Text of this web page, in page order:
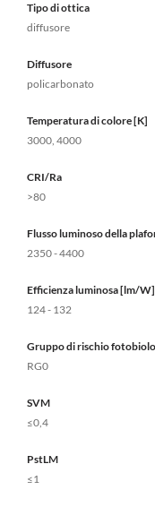
Tipo di ottica
diffusore
Diffusore
policarbonato
Temperatura di colore [K]
3000, 4000
CRI/Ra
>80
Flusso luminoso della
2350 - 4400
Efficienza luminosa [lm/W]
124 - 132
Gruppo di rischio
RG0
SVM
≤0,4
PstLM
≤1